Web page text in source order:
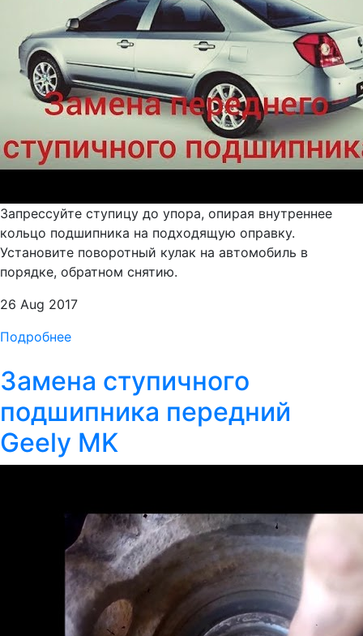
Запрессуйте ступицу до упора, опирая внутреннее
кольцо подшипника на подходящую оправку.
Установите поворотный кулак на автомобиль в
порядке, обратном снятию.
26 Aug 2017
Подробнее
Замена ступичного
подшипника передний
Geely MK